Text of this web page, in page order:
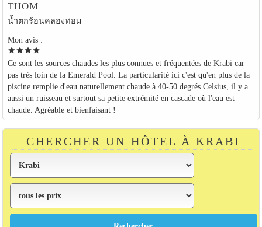
THOM
น้ำตกร้อนคลองท่อม
Mon avis :
starstarstarstar
Ce sont les sources chaudes les plus connues et fréquentées de Krabi car
pas très loin de la Emerald Pool. La particularité ici c'est qu'en plus de la
piscine remplie d'eau naturellement chaude à 40-50 degrés Celsius, il y a
aussi un ruisseau et surtout sa petite extrémité en cascade où l'eau est
chaude. Agréable et bienfaisant !
CHERCHER UN HÔTEL À KRABI